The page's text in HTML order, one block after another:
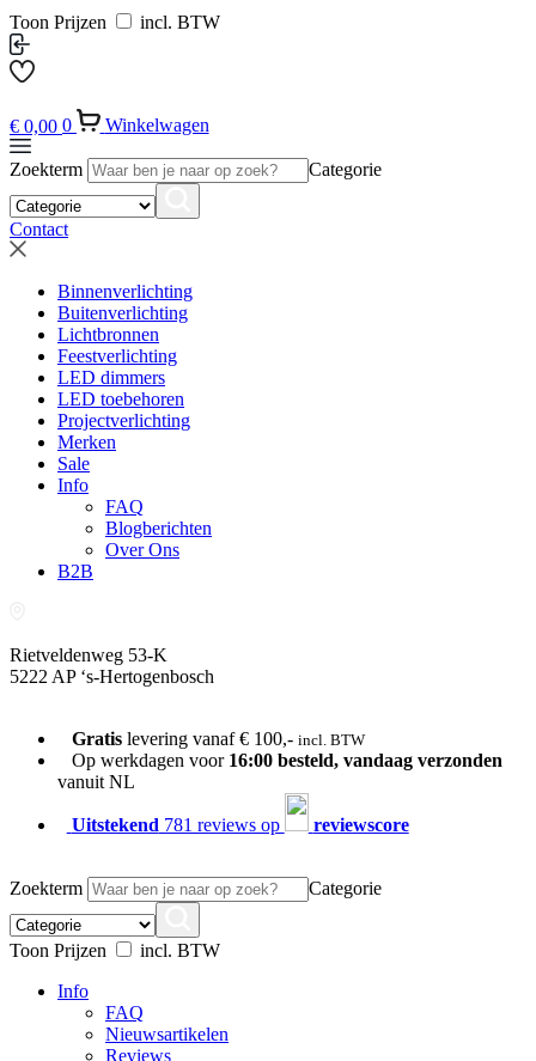
Toon Prijzen incl. BTW
€ 0,00 0 Winkelwagen
Zoekterm Categorie
Contact
Binnenverlichting
Buitenverlichting
Lichtbronnen
Feestverlichting
LED dimmers
LED toebehoren
Projectverlichting
Merken
Sale
Info
FAQ
Blogberichten
Over Ons
B2B
Rietveldenweg 53-K
5222 AP ‘s-Hertogenbosch
Gratislevering vanaf € 100,- incl. BTW
Op werkdagen voor 16:00 besteld, vandaag verzonden
vanuit NL
Uitstekend 781 reviews op reviewscore
Zoekterm Categorie
Toon Prijzen
incl. BTW
Info
FAQ
Nieuwsartikelen
Reviews